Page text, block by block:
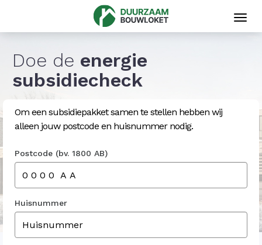
Doe de energie
subsidiecheck
Om een subsidiepakket samen te stellen hebben wij
alleen jouw postcode en huisnummer nodig.
Postcode (bv. 1800 AB)
Huisnummer